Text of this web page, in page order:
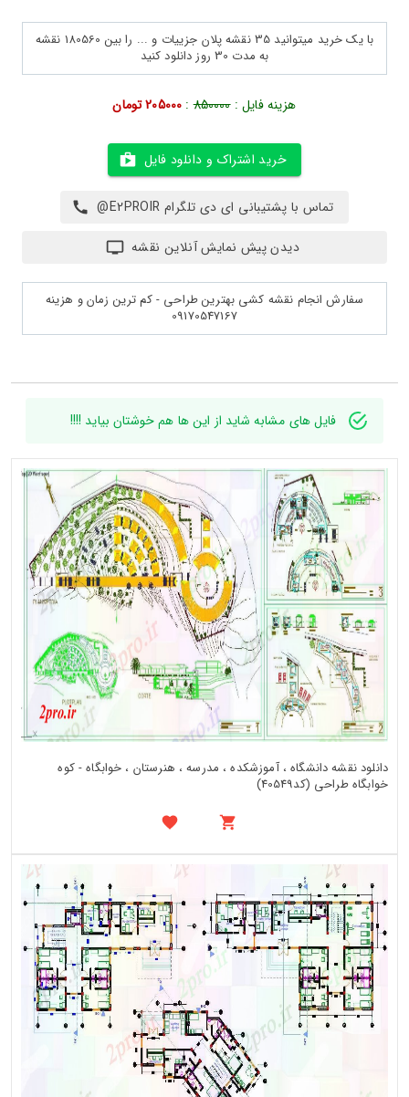
با یک خرید میتوانید 35 نقشه پلان جزییات و ... را بین 180560 نقشه
به مدت 30 روز دانلود کنید
هزینه فایل :850000
: 205000 تومان
خرید اشتراک و دانلود فایل
تماس با پشتیبانی ای دی تلگرام E2PROIR@
دیدن پیش نمایش آنلاین نقشه
سفارش انجام نقشه کشی بهترین طراحی - کم ترین زمان و هزینه
09170547167
فایل های مشابه شاید از این ها هم خوشتان بیاید !!!!
دانلود نقشه دانشگاه ، آموزشکده ، مدرسه ، هنرستان ، خوابگاه - کوه
خوابگاه طراحی (کد40549)